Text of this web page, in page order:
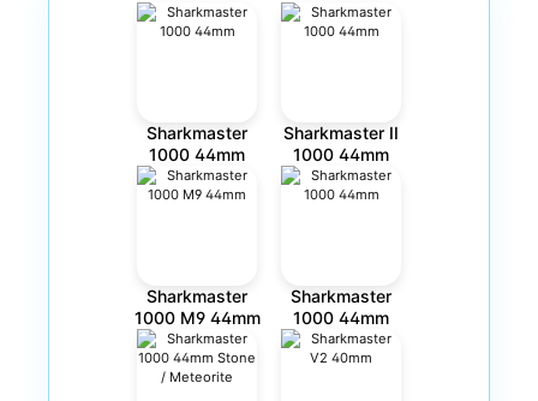
Sharkmaster
1000 44mm
Sharkmaster II
1000 44mm
Sharkmaster
1000 M9 44mm
Sharkmaster
1000 44mm